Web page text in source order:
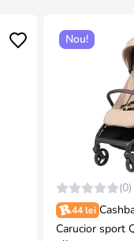
Nou!
(0)
44 lei
Carucior sport